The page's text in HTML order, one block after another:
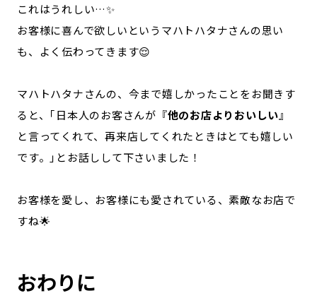
これはうれしい…✨
お客様に喜んで欲しいというマハトハタナさんの思い
も、よく伝わってきます😌
マハトハタナさんの、今まで嬉しかったことをお聞きす
ると、｢日本人のお客さんが『他のお店よりおいしい』
と言ってくれて、再来店してくれたときはとても嬉しい
です。｣とお話しして下さいました！
お客様を愛し、お客様にも愛されている、素敵なお店で
すね🌟
おわりに